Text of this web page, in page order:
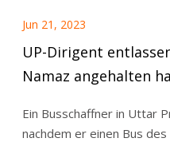
Jun 21, 2023
UP-Dirigent
Namaz angehalten
Ein Busschaffner in Uttar
nachdem er einen Bus